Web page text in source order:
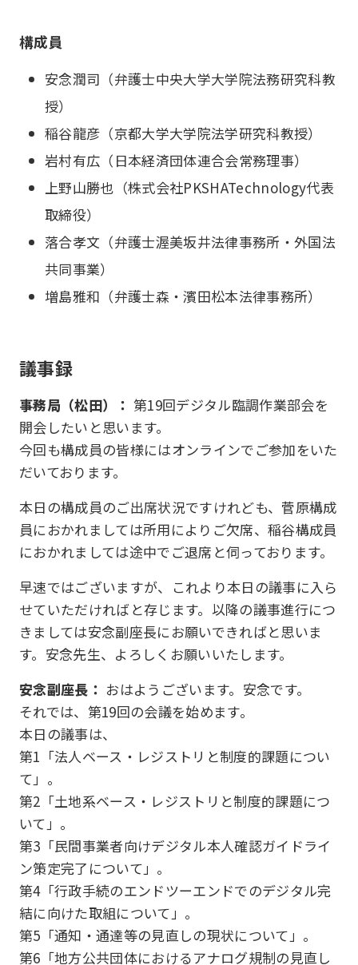
構成員
安念潤司（弁護士中央大学大学院法務研究科教
授）
稲谷龍彦（京都大学大学院法学研究科教授）
岩村有広（日本経済団体連合会常務理事）
上野山勝也（株式会社PKSHATechnology代表
取締役）
落合孝文（弁護士渥美坂井法律事務所・外国法
共同事業）
増島雅和（弁護士森・濱田松本法律事務所）
議事録
事務局（松田）： 第19回デジタル臨調作業部会を
開会したいと思います。
今回も構成員の皆様にはオンラインでご参加をいた
だいております。
本日の構成員のご出席状況ですけれども、菅原構成
員におかれましては所用によりご欠席、稲谷構成員
におかれましては途中でご退席と伺っております。
早速ではございますが、これより本日の議事に入ら
せていただければと存じます。以降の議事進行につ
きましては安念副座長にお願いできればと思いま
す。安念先生、よろしくお願いいたします。
安念副座長： おはようございます。安念です。
それでは、第19回の会議を始めます。
本日の議事は、
第1「法人ベース・レジストリと制度的課題につい
て」。
第2「土地系ベース・レジストリと制度的課題につ
いて」。
第3「民間事業者向けデジタル本人確認ガイドライ
ン策定完了について」。
第4「行政手続のエンドツーエンドでのデジタル完
結に向けた取組について」。
第5「通知・通達等の見直しの現状について」。
第6「地方公共団体におけるアナログ規制の見直し